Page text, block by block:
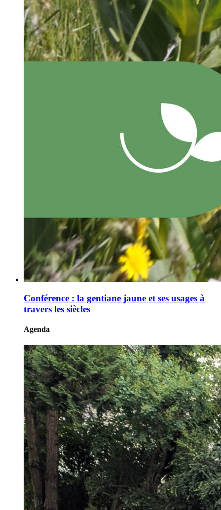
Conférence : la gentiane jaune et ses usages à
travers les siècles
Agenda